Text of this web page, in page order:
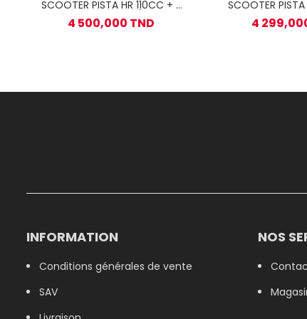
SCOOTER PISTA HR 110CC + (
CARTE GRISE)
4 500,000 TND
SCOOTER
4
INFORMATION
Conditions générales de vente
SAV
NOS